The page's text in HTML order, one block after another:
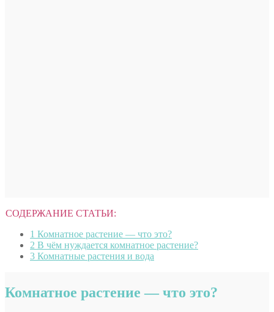
СОДЕРЖАНИЕ СТАТЬИ:
1 Комнатное растение — что это?
2 В чём нуждается комнатное растение?
3 Комнатные растения и вода
Комнатное растение — что это?